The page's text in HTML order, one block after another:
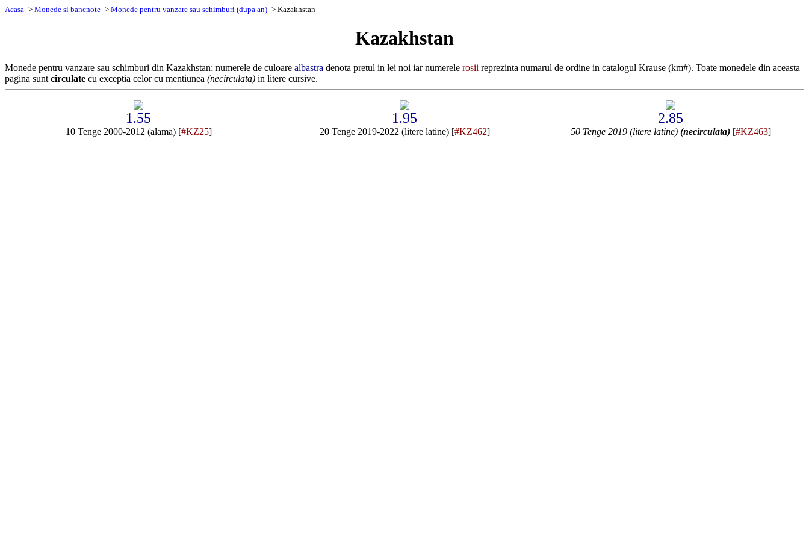
Acasa -> Monede si bancnote -> Monede pentru vanzare sau schimburi (dupa an) -> Kazakhstan
Kazakhstan
Monede pentru vanzare sau schimburi din Kazakhstan; numerele de culoare albastra denota pretul in lei noi iar numerele rosii reprezinta numarul de ordine in catalogul Krause (km#). Toate monedele din aceasta
pagina sunt circulate cu exceptia celor cu mentiunea (necirculata) in litere cursive.
1.55
10 Tenge 2000-2012 (alama) [#KZ25]
1.95
20 Tenge 2019-2022 (litere latine) [#KZ462]
2.85
50 Tenge 2019 (litere latine) (necirculata)[#KZ463]